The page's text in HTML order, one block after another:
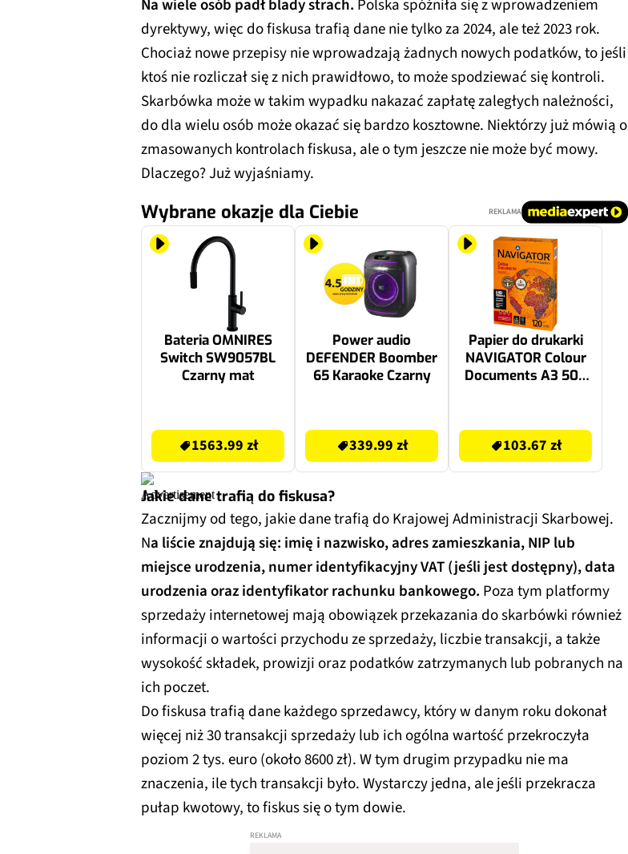
Na wiele osób padł blady strach. Polska spóźniła się z wprowadzeniem
dyrektywy, więc do fiskusa trafią dane nie tylko za 2024, ale też 2023 rok.
Chociaż nowe przepisy nie wprowadzają żadnych nowych podatków, to jeśli
ktoś nie rozliczał się z nich prawidłowo, to może spodziewać się kontroli.
Skarbówka może w takim wypadku nakazać zapłatę zaległych należności,
do dla wielu osób może okazać się bardzo kosztowne. Niektórzy już mówią o
zmasowanych kontrolach fiskusa, ale o tym jeszcze nie może być mowy.
Dlaczego? Już wyjaśniamy.
Wybrane okazje dla Ciebie REKLAMA
Bateria OMNIRES
Switch SW9057BL
Czarny mat
1563.99 zł
Power audio
DEFENDER Boomber
65 Karaoke Czarny
339.99 zł
Papier do drukarki
NAVIGATOR Colour
Documents A3 500
103.67 zł
Jakie dane trafią do fiskusa?
Zacznijmy od tego, jakie dane trafią do Krajowej Administracji Skarbowej.
Na liście znajdują się: imię i nazwisko, adres zamieszkania, NIP lub
miejsce urodzenia, numer identyfikacyjny VAT (jeśli jest dostępny), data
urodzenia oraz identyfikator rachunku bankowego. Poza tym platformy
sprzedaży internetowej mają obowiązek przekazania do skarbówki również
informacji o wartości przychodu ze sprzedaży, liczbie transakcji, a także
wysokość składek, prowizji oraz podatków zatrzymanych lub pobranych na
ich poczet.
Do fiskusa trafią dane każdego sprzedawcy, który w danym roku dokonał
więcej niż 30 transakcji sprzedaży lub ich ogólna wartość przekroczyła
poziom 2 tys. euro (około 8600 zł). W tym drugim przypadku nie ma
znaczenia, ile tych transakcji było. Wystarczy jedna, ale jeśli przekracza
pułap kwotowy, to fiskus się o tym dowie.